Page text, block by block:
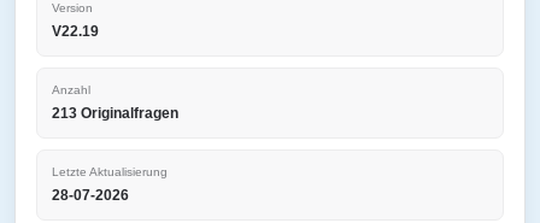
Version
V22.19
Anzahl
213 Originalfragen
Letzte Aktualisierung
28-07-2026